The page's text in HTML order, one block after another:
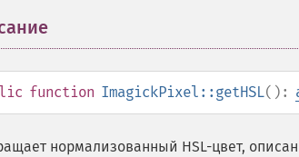
function ImagickPixel::getHSL():
нормализованный HSL-цвет,